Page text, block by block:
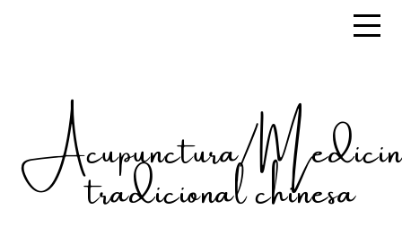
Acupunctura/
tradicional chinesa